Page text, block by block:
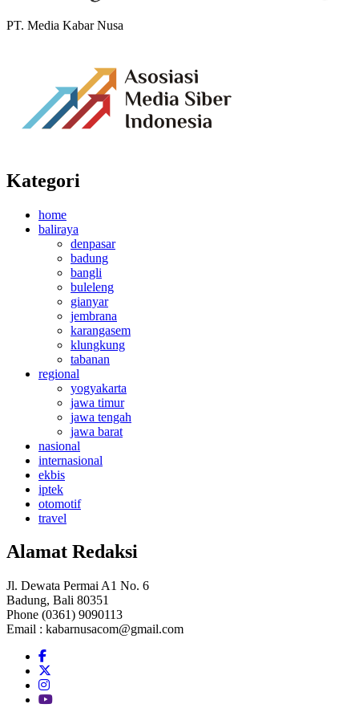
PT. Media Kabar Nusa
Kategori
home
baliraya
denpasar
badung
bangli
buleleng
gianyar
jembrana
karangasem
klungkung
tabanan
regional
yogyakarta
jawa timur
jawa tengah
jawa barat
nasional
internasional
ekbis
iptek
otomotif
travel
Alamat Redaksi
Jl. Dewata Permai A1 No. 6
Badung, Bali 80351
Phone (0361) 9090113
Email : kabarnusacom@gmail.com